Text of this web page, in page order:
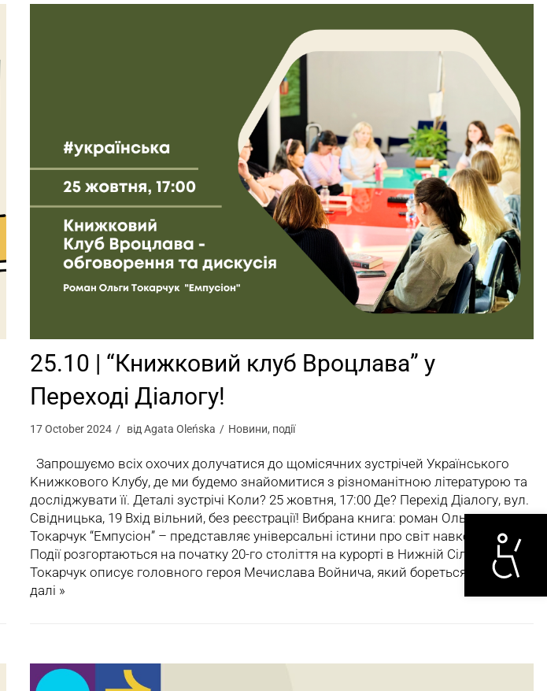
Otwórz
25.10 | “Книжковий клуб Вроцлава” у
Переході Діалогу!
17 October 2024 відAgata Oleńska Новини, події
Запрошуємо всіх охочих долучатися до щомісячних зустрічей Українського
Kнижкового Kлубу, де ми будемо знайомитися з різноманітною літературою та
досліджувати її. Деталі зустрічі Коли? 25 жовтня, 17:00 Де? Перехід Діалогу, вул.
Свідницька, 19 Вхід вільний, без реєстрації! Вибрана книга: роман Ольги
Токарчук “Емпусіон” – представляє універсальні істини про світ навколо нас.
Події розгортаються на початку 20-го століття на курорті в Нижній Сілезії. Ольга
Токарчук описує головного героя Мечислава Войнича, який бореться…
Читати
далі »